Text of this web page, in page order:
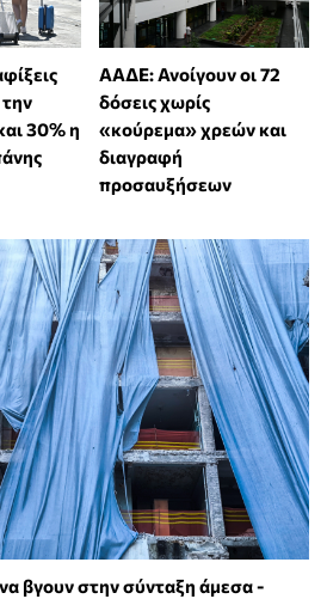
30% η
ΑΑΔΕ: Ανοίγουν οι 72
δόσεις χωρίς
«κούρεμα» χρεών και
διαγραφή
προσαυξήσεων
βγουν στην σύνταξη άμεσα -